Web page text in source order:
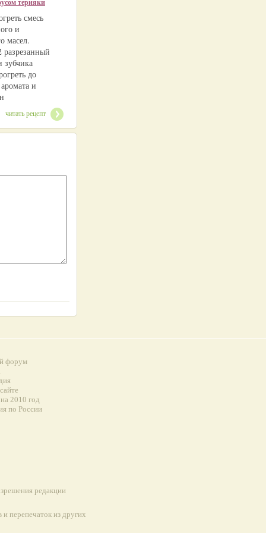
терияки
смесь
и
масел.
разрезанный
зубчика
до
и
читать рецепт
форум
2010 год
по России
редакции
перепечаток из других